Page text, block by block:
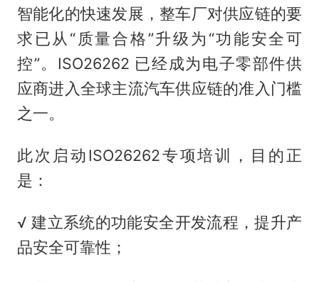
智能化的快速发展，整车厂对供应链的要
求已从“质量合格”升级为“功能安全可
控”。ISO26262 已经成为电子零部件供
应商进入全球主流汽车供应链的准入门槛
之一。
此次启动ISO26262专项培训，目的正
是：
√ 建立系统的功能安全开发流程，提升产
品安全可靠性；